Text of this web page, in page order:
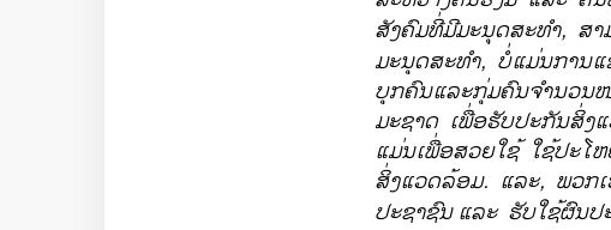
ສັງຄົມທີ່ມີມະນຸດສະທໍາ, ສ
ມະນຸດສະທຳ, ບໍ່ແມ່ນການ
ບຸກຄົນແລະກຸ່ມຄົນຈຳນວນ
ມະ​ຊາດ ​ເພື່ອ​ຮັບປະກັນ​ສິ່
ແມ່ນເພື່ອ​ສວຍ​ໃຊ້ ໃຊ້ປະໂ
ສິ່ງ​ແວດ​ລ້ອມ. ແລະ, ພວກ
ປະຊາຊົນ ແລະ ຮັບໃຊ້ຜົນປ